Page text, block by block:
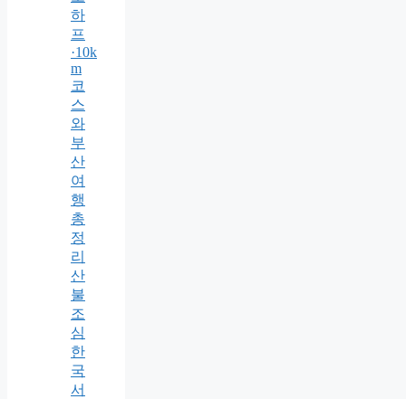
하
프
·10k
m
코
스
와
부
산
여
행
총
정
리
산
불
조
심
한
국
서